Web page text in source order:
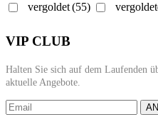
vergoldet(55)
VIP CLUB
Halten Sie sich auf dem Laufenden
aktuelle Angebote.